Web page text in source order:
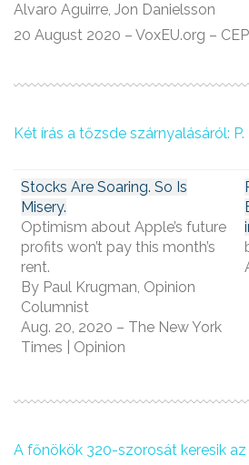
Alvaro Aguirre, Jon Danielsson
20 August 2020 – VoxEU.org –
Két írás a tőzsde szárnyalásáról:
Stocks Are Soaring. So Is
Misery.
Optimism about Apple’s future
profits won’t pay this month’s
rent.
By Paul Krugman, Opinion
Columnist
Aug. 20, 2020 – The New York
Times | Opinion
A főnökök 320-szorosát keresik